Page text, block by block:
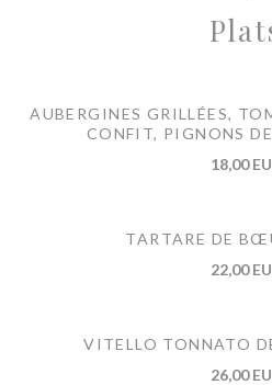
AUBERGINES GRILLÉES,
CONFIT, PIGNONS
18,00
TARTARE DE
22,00
VITELLO TONNATO
26,00